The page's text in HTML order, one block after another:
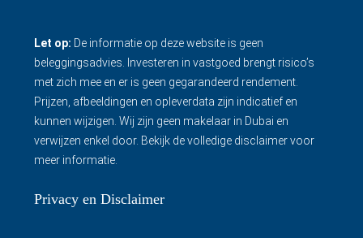
Let op: De informatie op deze website is geen
beleggingsadvies. Investeren in vastgoed brengt risico’s
met zich mee en er is geen gegarandeerd rendement.
Prijzen, afbeeldingen en opleverdata zijn indicatief en
kunnen wijzigen. Wij zijn geen makelaar in Dubai en
verwijzen enkel door. Bekijk de volledige disclaimervoor
meer informatie.
Privacy en Disclaimer